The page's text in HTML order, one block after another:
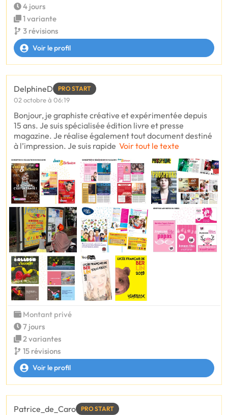
4 jours
1 variante
3 révisions
Voir le profil
DelphineD PRO START
02 octobre à 06:19
Bonjour, je graphiste créative et expérimentée depuis
15 ans. Je suis spécialisée édition livre et presse
magazine. Je réalise également tout document destiné
à l’impression. Je suis rapide Voir tout le texte
Montant privé
7 jours
2 variantes
15 révisions
Voir le profil
Patrice_de_Caro PRO START